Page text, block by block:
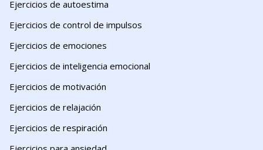
Ejercicios de autoestima
Ejercicios de control de impulsos
Ejercicios de emociones
Ejercicios de inteligencia emocional
Ejercicios de motivación
Ejercicios de relajación
Ejercicios de respiración